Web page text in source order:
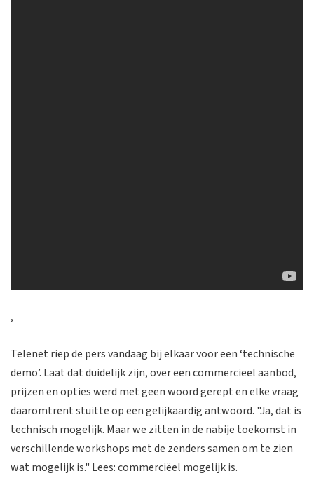
,
Telenet riep de pers vandaag bij elkaar voor een ‘technische
demo’. Laat dat duidelijk zijn, over een commerciëel aanbod,
prijzen en opties werd met geen woord gerept en elke vraag
daaromtrent stuitte op een gelijkaardig antwoord. "Ja, dat is
technisch mogelijk. Maar we zitten in de nabije toekomst in
verschillende workshops met de zenders samen om te zien
wat mogelijk is." Lees: commerciëel mogelijk is.